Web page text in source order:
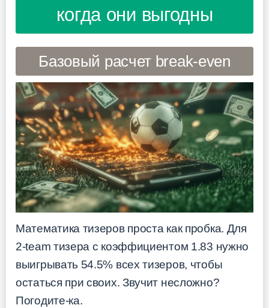
когда они выгодны
Базовый расчет break-even
Математика тизеров проста как пробка. Для
2-team тизера с коэффициентом 1.83 нужно
выигрывать 54.5% всех тизеров, чтобы
остаться при своих. Звучит несложно?
Погодите-ка.